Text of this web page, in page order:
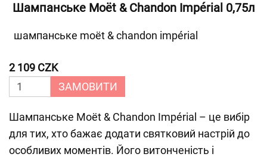
Шампанське Moët & Chandon Impérial 0,75л
шампанське moët & chandon impérial
2 109 CZK
ЗАМОВИТИ
Шампанське Moët & Chandon Impérial – це вибір
для тих, хто бажає додати святковий настрій до
особливих моментів. Його витонченість і